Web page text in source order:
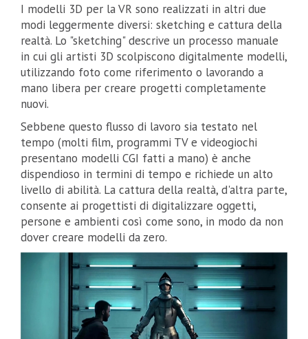
I modelli 3D per la VR sono realizzati in altri due
modi leggermente diversi: sketching e cattura della
realtà. Lo "sketching" descrive un processo manuale
in cui gli artisti 3D scolpiscono digitalmente modelli,
utilizzando foto come riferimento o lavorando a
mano libera per creare progetti completamente
nuovi.
Sebbene questo flusso di lavoro sia testato nel
tempo (molti film, programmi TV e videogiochi
presentano modelli CGI fatti a mano) è anche
dispendioso in termini di tempo e richiede un alto
livello di abilità. La cattura della realtà, d'altra parte,
consente ai progettisti di digitalizzare oggetti,
persone e ambienti così come sono, in modo da non
dover creare modelli da zero.